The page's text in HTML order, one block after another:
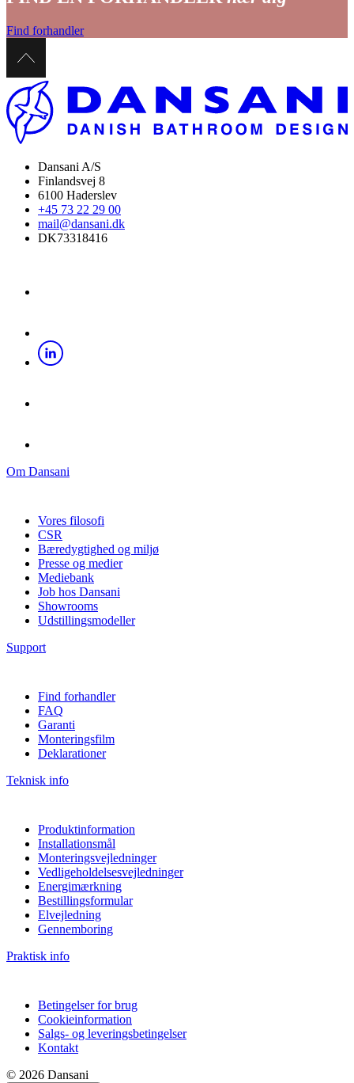
Find forhandler
Dansani A/S
Finlandsvej 8
6100 Haderslev
+45 73 22 29 00
mail@dansani.dk
DK73318416
Om Dansani
Vores filosofi
CSR
Bæredygtighed og miljø
Presse og medier
Mediebank
Job hos Dansani
Showrooms
Udstillingsmodeller
Support
Find forhandler
FAQ
Garanti
Monteringsfilm
Deklarationer
Teknisk info
Produktinformation
Installationsmål
Monteringsvejledninger
Vedligeholdelsesvejledninger
Energimærkning
Bestillingsformular
Elvejledning
Gennemboring
Praktisk info
Betingelser for brug
Cookieinformation
Salgs- og leveringsbetingelser
Kontakt
© 2026 Dansani